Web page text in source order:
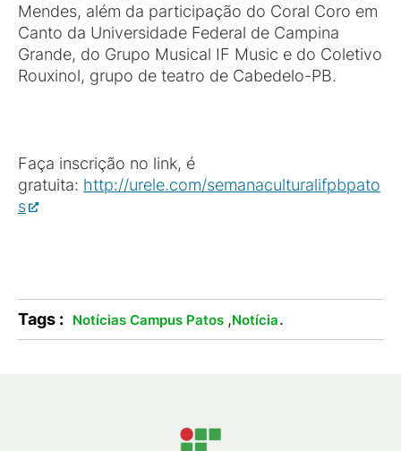
Mendes, além da participação do Coral Coro em
Canto da Universidade Federal de Campina
Grande, do Grupo Musical IF Music e do Coletivo
Rouxinol, grupo de teatro de Cabedelo-PB.
Faça inscrição no link, é
gratuita: http://urele.com/semanaculturalifpbpato
s
Tags : Notícias Campus Patos ,Notícia.